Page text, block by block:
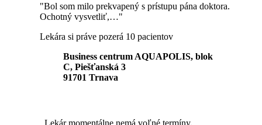
"Bol som milo prekvapený s prístupu pána doktora.
Ochotný vysvetliť,…"
Lekára si práve pozerá 10 pacientov
Business centrum AQUAPOLIS, blok
C, Piešťanská 3
91701 Trnava
Lekár momentálne nemá voľné termíny.